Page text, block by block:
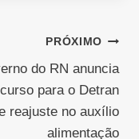
PRÓXIMO
do RN anuncia
para o Detran
reajuste no auxílio
alimentação